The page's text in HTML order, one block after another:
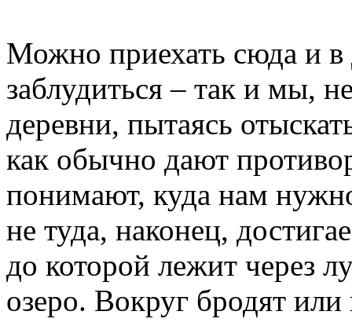
Можно приехать сюда и в
заблудиться – так и мы,
деревни, пытаясь
как обычно дают
понимают, куда нам
не туда, наконец,
до которой лежит через
озеро. Вокруг бродят